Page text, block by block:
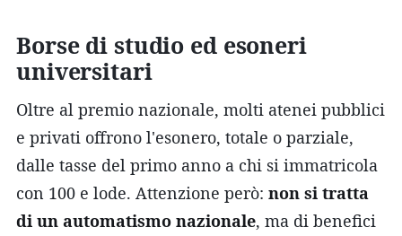
Borse di studio ed esoneri
universitari
Oltre al premio nazionale, molti atenei pubblici
e privati offrono l'esonero, totale o parziale,
dalle tasse del primo anno a chi si immatricola
con 100 e lode. Attenzione però: non si tratta
di un automatismo nazionale, ma di benefici